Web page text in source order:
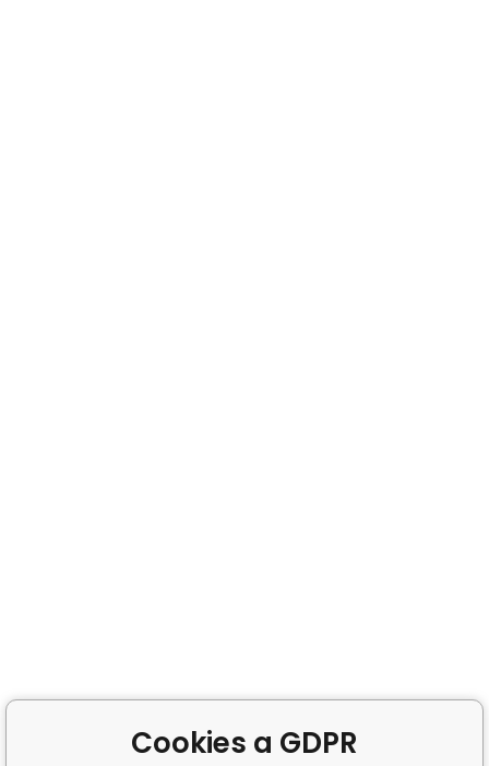
Cookies a GDPR